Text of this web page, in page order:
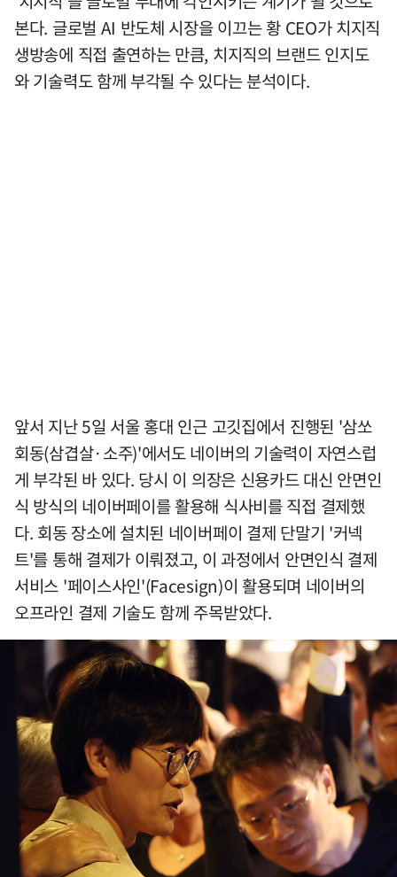
본다. 글로벌 AI 반도체 시장을 이끄는 황 CEO가 치지직
생방송에 직접 출연하는 만큼, 치지직의 브랜드 인지도
와 기술력도 함께 부각될 수 있다는 분석이다.
앞서 지난 5일 서울 홍대 인근 고깃집에서 진행된 '삼쏘
회동(삼겹살·소주)'에서도 네이버의 기술력이 자연스럽
게 부각된 바 있다. 당시 이 의장은 신용카드 대신 안면인
식 방식의 네이버페이를 활용해 식사비를 직접 결제했
다. 회동 장소에 설치된 네이버페이 결제 단말기 '커넥
트'를 통해 결제가 이뤄졌고, 이 과정에서 안면인식 결제
서비스 '페이스사인'(Facesign)이 활용되며 네이버의
오프라인 결제 기술도 함께 주목받았다.